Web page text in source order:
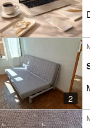
2